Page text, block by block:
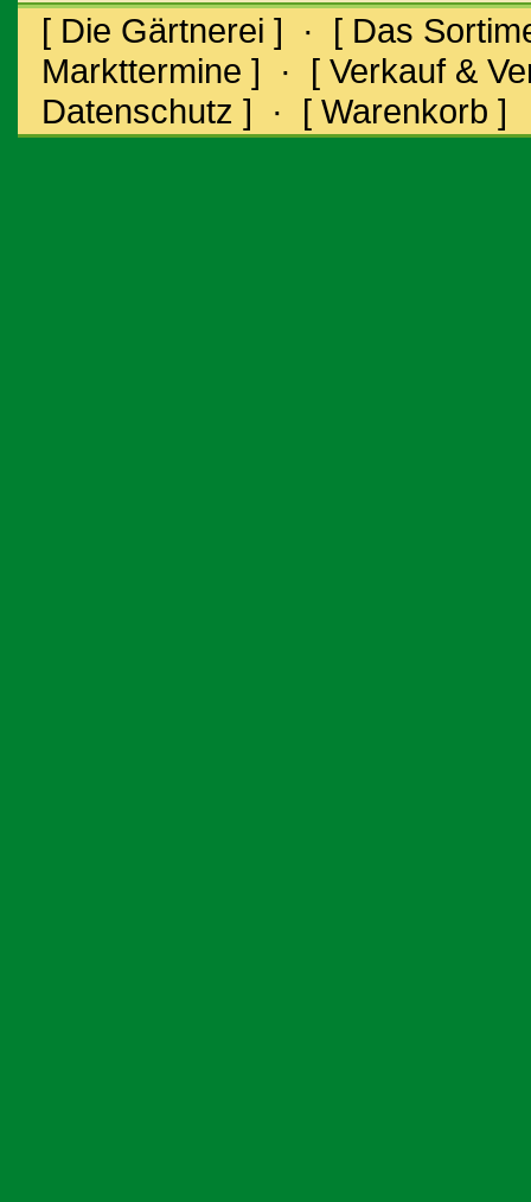
[ Die Gärtnerei ] · [ Das
Markttermine ] · [ Verkauf &
Datenschutz ] · [ Warenkorb ]